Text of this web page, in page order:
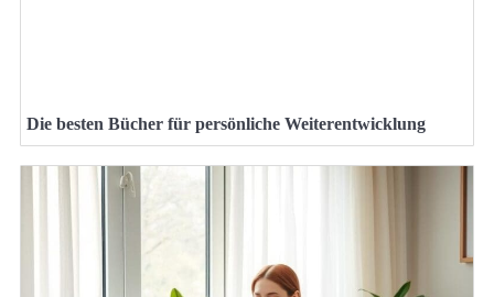
Die besten Bücher für persönliche Weiterentwicklung